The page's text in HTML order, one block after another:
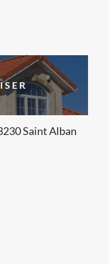
Saint Alban